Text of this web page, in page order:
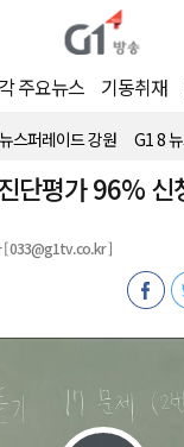
주요뉴스 기동취재
뉴스퍼레이드 강원 G1 8
단평가 96% 신
[ 033@g1tv.co.kr ]